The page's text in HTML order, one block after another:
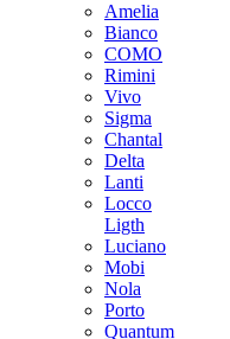
Amelia
Bianco
COMO
Rimini
Vivo
Sigma
Chantal
Delta
Lanti
Locco
Ligth
Luciano
Mobi
Nola
Porto
Quantum